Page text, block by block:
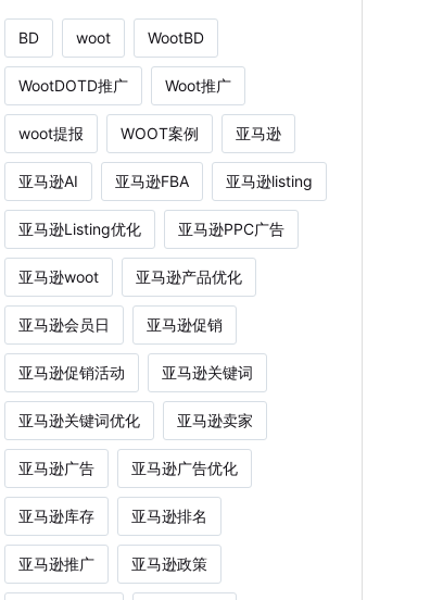
BD woot WootBD
WootDOTD推广 Woot推广
woot提报 WOOT案例 亚马逊
亚马逊AI 亚马逊FBA 亚马逊listing
亚马逊Listing优化 亚马逊PPC广告
亚马逊woot 亚马逊产品优化
亚马逊会员日 亚马逊促销
亚马逊促销活动 亚马逊关键词
亚马逊关键词优化 亚马逊卖家
亚马逊广告 亚马逊广告优化
亚马逊库存 亚马逊排名
亚马逊推广 亚马逊政策